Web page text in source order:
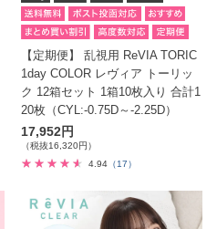
【定期便】 乱視用 ReVIA TORIC
1day COLOR レヴィア トーリッ
ク 12箱セット 1箱10枚入り 合計1
20枚（CYL:-0.75D～-2.25D）
17,952円
（税抜16,320円）
4.94 （17）